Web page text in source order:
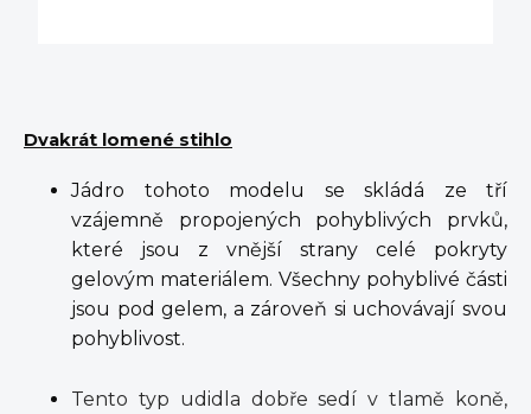
Dvakrát lomené stihlo
Jádro tohoto modelu se skládá ze tří
vzájemně propojených pohyblivých prvků,
které jsou z vnější strany celé pokryty
gelovým materiálem. Všechny pohyblivé části
jsou pod gelem, a zároveň si uchovávají svou
pohyblivost.
Tento typ udidla dobře sedí v tlamě koně,